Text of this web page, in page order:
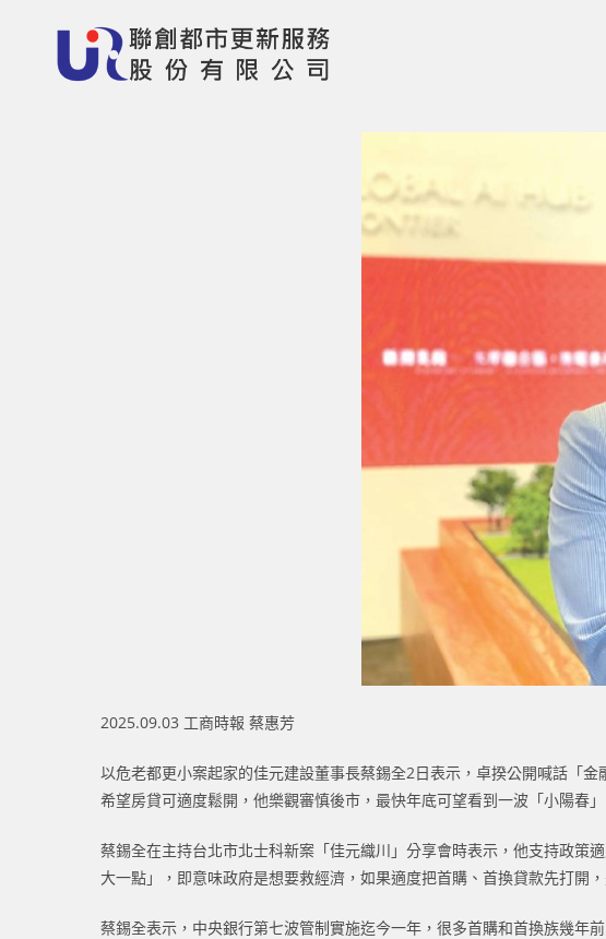
2025.09.03 工商時報 蔡惠芳
以危老都更小案起家的佳元建設董事長蔡錫全2日表示，卓揆公開喊話「
希望房貸可適度鬆開，他樂觀審慎後市，最快年底可望看到一波「小陽春
蔡錫全在主持台北市北士科新案「佳元織川」分享會時表示，他支持政策
大一點」，即意味政府是想要救經濟，如果適度把首購、首換貸款先打開，
蔡錫全表示，中央銀行第七波管制實施迄今一年，很多首購和首換族幾年